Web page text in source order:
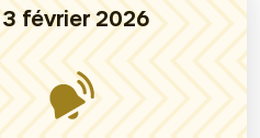
3 février 2026